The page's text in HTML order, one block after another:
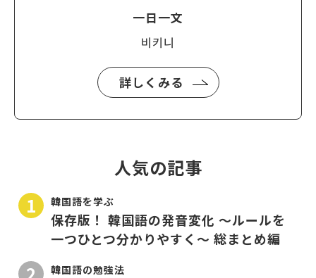
一日一文
비키니
詳しくみる
人気の記事
韓国語を学ぶ
保存版！ 韓国語の発音変化 〜ルールを
一つひとつ分かりやすく〜 総まとめ編
韓国語の勉強法